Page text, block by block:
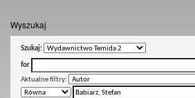
Wyszukaj
Szukaj:
for
Aktualne filtry: